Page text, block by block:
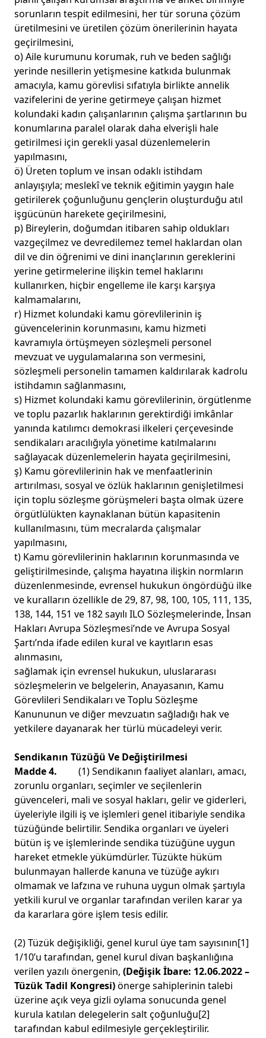
sorunların tespit edilmesini, her tür soruna çözüm
üretilmesini ve üretilen çözüm önerilerinin hayata
geçirilmesini,
o) Aile kurumunu korumak, ruh ve beden sağlığı
yerinde nesillerin yetişmesine katkıda bulunmak
amacıyla, kamu görevlisi sıfatıyla birlikte annelik
vazifelerini de yerine getirmeye çalışan hizmet
kolundaki kadın çalışanlarının çalışma şartlarının bu
konumlarına paralel olarak daha elverişli hale
getirilmesi için gerekli yasal düzenlemelerin
yapılmasını,
ö) Üreten toplum ve insan odaklı istihdam
anlayışıyla; meslekî ve teknik eğitimin yaygın hale
getirilerek çoğunluğunu gençlerin oluşturduğu atıl
işgücünün harekete geçirilmesini,
p) Bireylerin, doğumdan itibaren sahip oldukları
vazgeçilmez ve devredilemez temel haklardan olan
dil ve din öğrenimi ve dini inançlarının gereklerini
yerine getirmelerine ilişkin temel haklarını
kullanırken, hiçbir engelleme ile karşı karşıya
kalmamalarını,
r) Hizmet kolundaki kamu görevlilerinin iş
güvencelerinin korunmasını, kamu hizmeti
kavramıyla örtüşmeyen sözleşmeli personel
mevzuat ve uygulamalarına son vermesini,
sözleşmeli personelin tamamen kaldırılarak kadrolu
istihdamın sağlanmasını,
s) Hizmet kolundaki kamu görevlilerinin, örgütlenme
ve toplu pazarlık haklarının gerektirdiği imkânlar
yanında katılımcı demokrasi ilkeleri çerçevesinde
sendikaları aracılığıyla yönetime katılmalarını
sağlayacak düzenlemelerin hayata geçirilmesini,
ş) Kamu görevlilerinin hak ve menfaatlerinin
artırılması, sosyal ve özlük haklarının genişletilmesi
için toplu sözleşme görüşmeleri başta olmak üzere
örgütlülükten kaynaklanan bütün kapasitenin
kullanılmasını, tüm mecralarda çalışmalar
yapılmasını,
t) Kamu görevlilerinin haklarının korunmasında ve
geliştirilmesinde, çalışma hayatına ilişkin normların
düzenlenmesinde, evrensel hukukun öngördüğü ilke
ve kuralların özellikle de 29, 87, 98, 100, 105, 111, 135,
138, 144, 151 ve 182 sayılı ILO Sözleşmelerinde, İnsan
Hakları Avrupa Sözleşmesi’nde ve Avrupa Sosyal
Şartı’nda ifade edilen kural ve kayıtların esas
alınmasını,
sağlamak için evrensel hukukun, uluslararası
sözleşmelerin ve belgelerin, Anayasanın, Kamu
Görevlileri Sendikaları ve Toplu Sözleşme
Kanununun ve diğer mevzuatın sağladığı hak ve
yetkilere dayanarak her türlü mücadeleyi verir.
Sendikanın Tüzüğü Ve Değiştirilmesi
Madde 4. (1) Sendikanın faaliyet alanları, amacı,
zorunlu organları, seçimler ve seçilenlerin
güvenceleri, mali ve sosyal hakları, gelir ve giderleri,
üyeleriyle ilgili iş ve işlemleri genel itibariyle sendika
tüzüğünde belirtilir. Sendika organları ve üyeleri
bütün iş ve işlemlerinde sendika tüzüğüne uygun
hareket etmekle yükümdürler. Tüzükte hüküm
bulunmayan hallerde kanuna ve tüzüğe aykırı
olmamak ve lafzına ve ruhuna uygun olmak şartıyla
yetkili kurul ve organlar tarafından verilen karar ya
da kararlara göre işlem tesis edilir.
(2) Tüzük değişikliği, genel kurul üye tam sayısının[1]
1/10’u tarafından, genel kurul divan başkanlığına
verilen yazılı önergenin, (Değişik İbare: 12.06.2022 –
Tüzük Tadil Kongresi)önerge sahiplerinin talebi
üzerine açık veya gizli oylama sonucunda genel
kurula katılan delegelerin salt çoğunluğu[2]
tarafından kabul edilmesiyle gerçekleştirilir.